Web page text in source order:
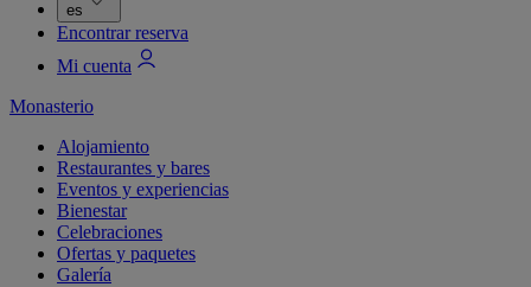
es
Encontrar reserva
Mi cuenta
Monasterio
Alojamiento
Restaurantes y bares
Eventos y experiencias
Bienestar
Celebraciones
Ofertas y paquetes
Galería